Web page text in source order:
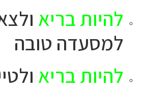
להיות בריא
למסעדה טובה
להיות בריא